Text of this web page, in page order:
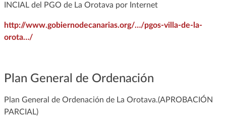
INCIAL del PGO de La Orotava por Internet
http://www.gobiernodecanarias.org/…/pgos-villa-de-la-
orota…/
Plan General de Ordenación
Plan General de Ordenación de La Orotava.(APROBACIÓN
PARCIAL)